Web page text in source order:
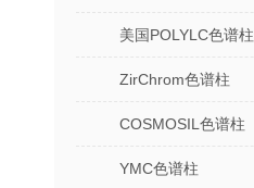
美国POLYLC色谱柱
ZirChrom色谱柱
COSMOSIL色谱柱
YMC色谱柱